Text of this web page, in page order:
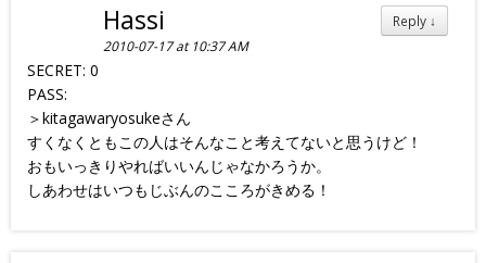
Reply ↓
Hassi
2010-07-17 at 10:37 AM
SECRET: 0
PASS:
＞kitagawaryosukeさん
すくなくともこの人はそんなこと考えてないと思うけど！
おもいっきりやればいいんじゃなかろうか。
しあわせはいつもじぶんのこころがきめる！